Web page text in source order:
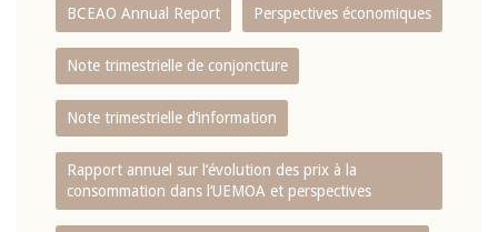
BCEAO Annual Report Perspectives économiques
Note trimestrielle de conjoncture
Note trimestrielle d‘information
Rapport annuel sur l‘évolution des prix à la
consommation dans l‘UEMOA et perspectives